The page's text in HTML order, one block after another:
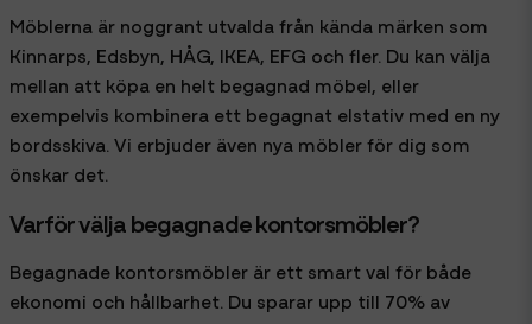
Möblerna är noggrant utvalda från kända märken som
Kinnarps, Edsbyn, HÅG, IKEA, EFG och fler. Du kan välja
mellan att köpa en helt begagnad möbel, eller
exempelvis kombinera ett begagnat elstativ med en ny
bordsskiva. Vi erbjuder även nya möbler för dig som
önskar det.
Varför välja begagnade kontorsmöbler?
Begagnade kontorsmöbler är ett smart val för både
ekonomi och hållbarhet. Du sparar upp till 70% av